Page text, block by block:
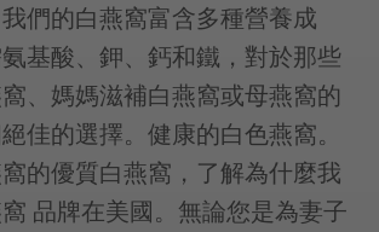
們的白燕窩富含多種營養成
基酸、鉀、鈣和鐵，對於那些
、媽媽滋補白燕窩或母燕窩的
佳的選擇。健康的白色燕窩。
的優質白燕窩，了解為什麼我
品牌在美國。無論您是為妻子